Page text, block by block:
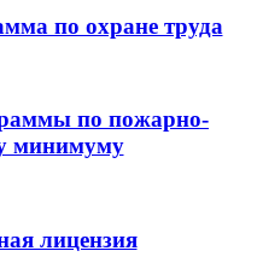
по охране труда
по пожарно-
минимуму
лицензия